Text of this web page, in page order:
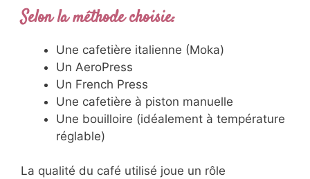
Selon la méthode choisie:
Une cafetière italienne (Moka)
Un AeroPress
Un French Press
Une cafetière à piston manuelle
Une bouilloire (idéalement à température
réglable)
La qualité du café utilisé joue un rôle